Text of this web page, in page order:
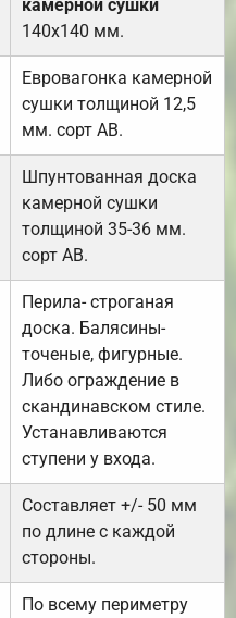
камерной сушки
140х140 мм.
Евровагонка камерной
сушки толщиной 12,5
мм. сорт АВ.
Шпунтованная доска
камерной сушки
толщиной 35-36 мм.
сорт АВ.
Перила- строганая
доска. Балясины-
точеные, фигурные.
Либо ограждение в
скандинавском стиле.
Устанавливаются
ступени у входа.
Составляет +/- 50 мм
по длине с каждой
стороны.
По всему периметру